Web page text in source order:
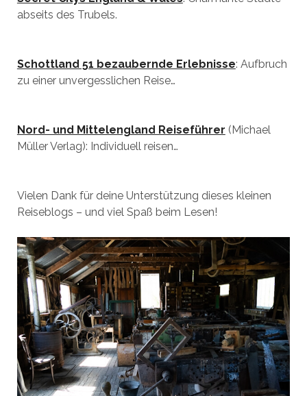
abseits des Trubels.
Schottland 51 bezaubernde Erlebnisse: Aufbruch
zu einer unvergesslichen Reise…
Nord- und Mittelengland Reiseführer (Michael
Müller Verlag): Individuell reisen…
Vielen Dank für deine Unterstützung dieses kleinen
Reiseblogs – und viel Spaß beim Lesen!